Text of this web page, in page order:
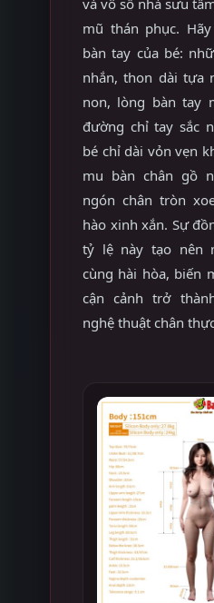
và vô số nhà sưu
mũ thán phục.
bàn tay của bé:
nhắn, thon dài tựa
non, lòng bàn tay
đường chỉ tay sắc
bé chỉ dài vỏn vẹn
mu bàn chân gồ
ngón chân tròn
hào xinh xắn. Sự
tỷ lệ này tạo nên
cùng hài hòa, biến
cận cảnh trở
nghệ thuật chân